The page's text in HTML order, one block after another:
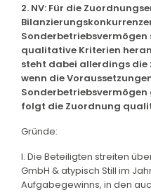
2. NV: Für die
Sonderbetriebsvermögen
qualitative Kriterien
steht dabei allerdings die
wenn die
folgt die Zuordnung
Gründe:
I. Die Beteiligten streiten
GmbH & atypisch Still im
Aufgabegewinns, in den